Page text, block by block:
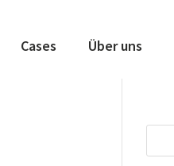
Cases Über uns